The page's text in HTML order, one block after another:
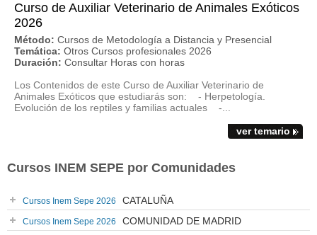
Curso de Auxiliar Veterinario de Animales Exóticos
2026
Método: Cursos de Metodología a Distancia y Presencial
Temática: Otros Cursos profesionales 2026
Duración: Consultar Horas con horas
Los Contenidos de este Curso de Auxiliar Veterinario de
Animales Exóticos que estudiarás son: - Herpetología.
Evolución de los reptiles y familias actuales -...
ver temario
Cursos INEM SEPE por Comunidades
Cursos Inem Sepe 2026 CATALUÑA
Cursos Inem Sepe 2026 COMUNIDAD DE MADRID